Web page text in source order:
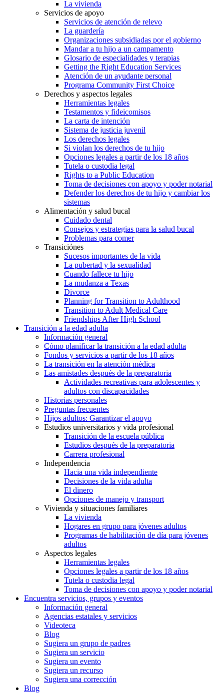
La vivienda
Servicios de apoyo
Servicios de atención de relevo
La guardería
Organizaciones subsidiadas por el gobierno
Mandar a tu hijo a un campamento
Glosario de especialidades y terapias
Getting the Right Education Services
Atención de un ayudante personal
Programa Community First Choice
Derechos y aspectos legales
Herramientas legales
Testamentos y fideicomisos
La carta de intención
Sistema de justicia juvenil
Los derechos legales
Si violan los derechos de tu hijo
Opciones legales a partir de los 18 años
Tutela o custodia legal
Rights to a Public Education
Toma de decisiones con apoyo y poder notarial
Defender los derechos de tu hijo y cambiar los
sistemas
Alimentación y salud bucal
Cuidado dental
Consejos y estrategias para la salud bucal
Problemas para comer
Transiciónes
Sucesos importantes de la vida
La pubertad y la sexualidad
Cuando fallece tu hijo
La mudanza a Texas
Divorce
Planning for Transition to Adulthood
Transition to Adult Medical Care
Friendships After High School
Transición a la edad adulta
Información general
Cómo planificar la transición a la edad adulta
Fondos y servicios a partir de los 18 años
La transición en la atención médica
Las amistades después de la preparatoria
Actividades recreativas para adolescentes y
adultos con discapacidades
Historias personales
Preguntas frecuentes
Hijos adultos: Garantizar el apoyo
Estudios universitarios y vida profesional
Transición de la escuela pública
Estudios después de la preparatoria
Carrera profesional
Independencia
Hacia una vida independiente
Decisiones de la vida adulta
El dinero
Opciones de manejo y transport
Vivienda y situaciones familiares
La vivienda
Hogares en grupo para jóvenes adultos
Programas de habilitación de día para jóvenes
adultos
Aspectos legales
Herramientas legales
Opciones legales a partir de los 18 años
Tutela o custodia legal
Toma de decisiones con apoyo y poder notarial
Encuentra servicios, grupos y eventos
Información general
Agencias estatales y servicios
Videoteca
Blog
Sugiera un grupo de padres
Sugiera un servicio
Sugiera un evento
Sugiera un recurso
Sugiera una corrección
Blog